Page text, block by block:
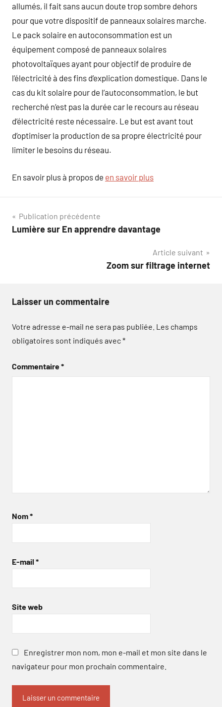
allumés, il fait sans aucun doute trop sombre dehors
pour que votre dispositif de panneaux solaires marche.
Le pack solaire en autoconsommation est un
équipement composé de panneaux solaires
photovoltaïques ayant pour objectif de produire de
l’électricité à des fins d’explication domestique. Dans le
cas du kit solaire pour de l’autoconsommation, le but
recherché n’est pas la durée car le recours au réseau
d’électricité reste nécessaire. Le but est avant tout
d’optimiser la production de sa propre électricité pour
limiter le besoins du réseau.
En savoir plus à propos de en savoir plus
Navigation
de
Publication précédente
Lumière sur En apprendre davantage
Article suivant
Zoom sur filtrage internet
Laisser un commentaire
Votre adresse e-mail ne sera pas publiée. Les champs
obligatoires sont indiqués avec*
Commentaire*
Nom*
E-mail *
Site web
Enregistrer mon nom, mon e-mail et mon site dans le
navigateur pour mon prochain commentaire.